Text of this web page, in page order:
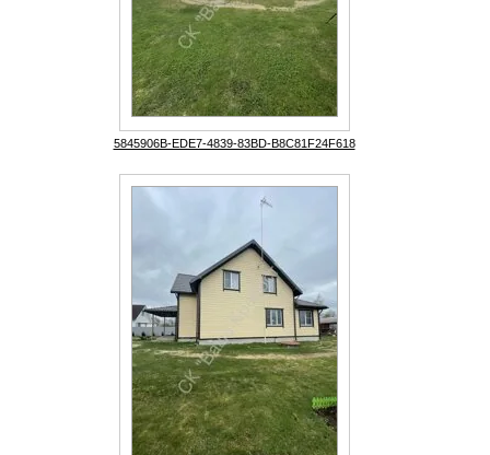
5845906B-EDE7-4839-83BD-B8C81F24F618